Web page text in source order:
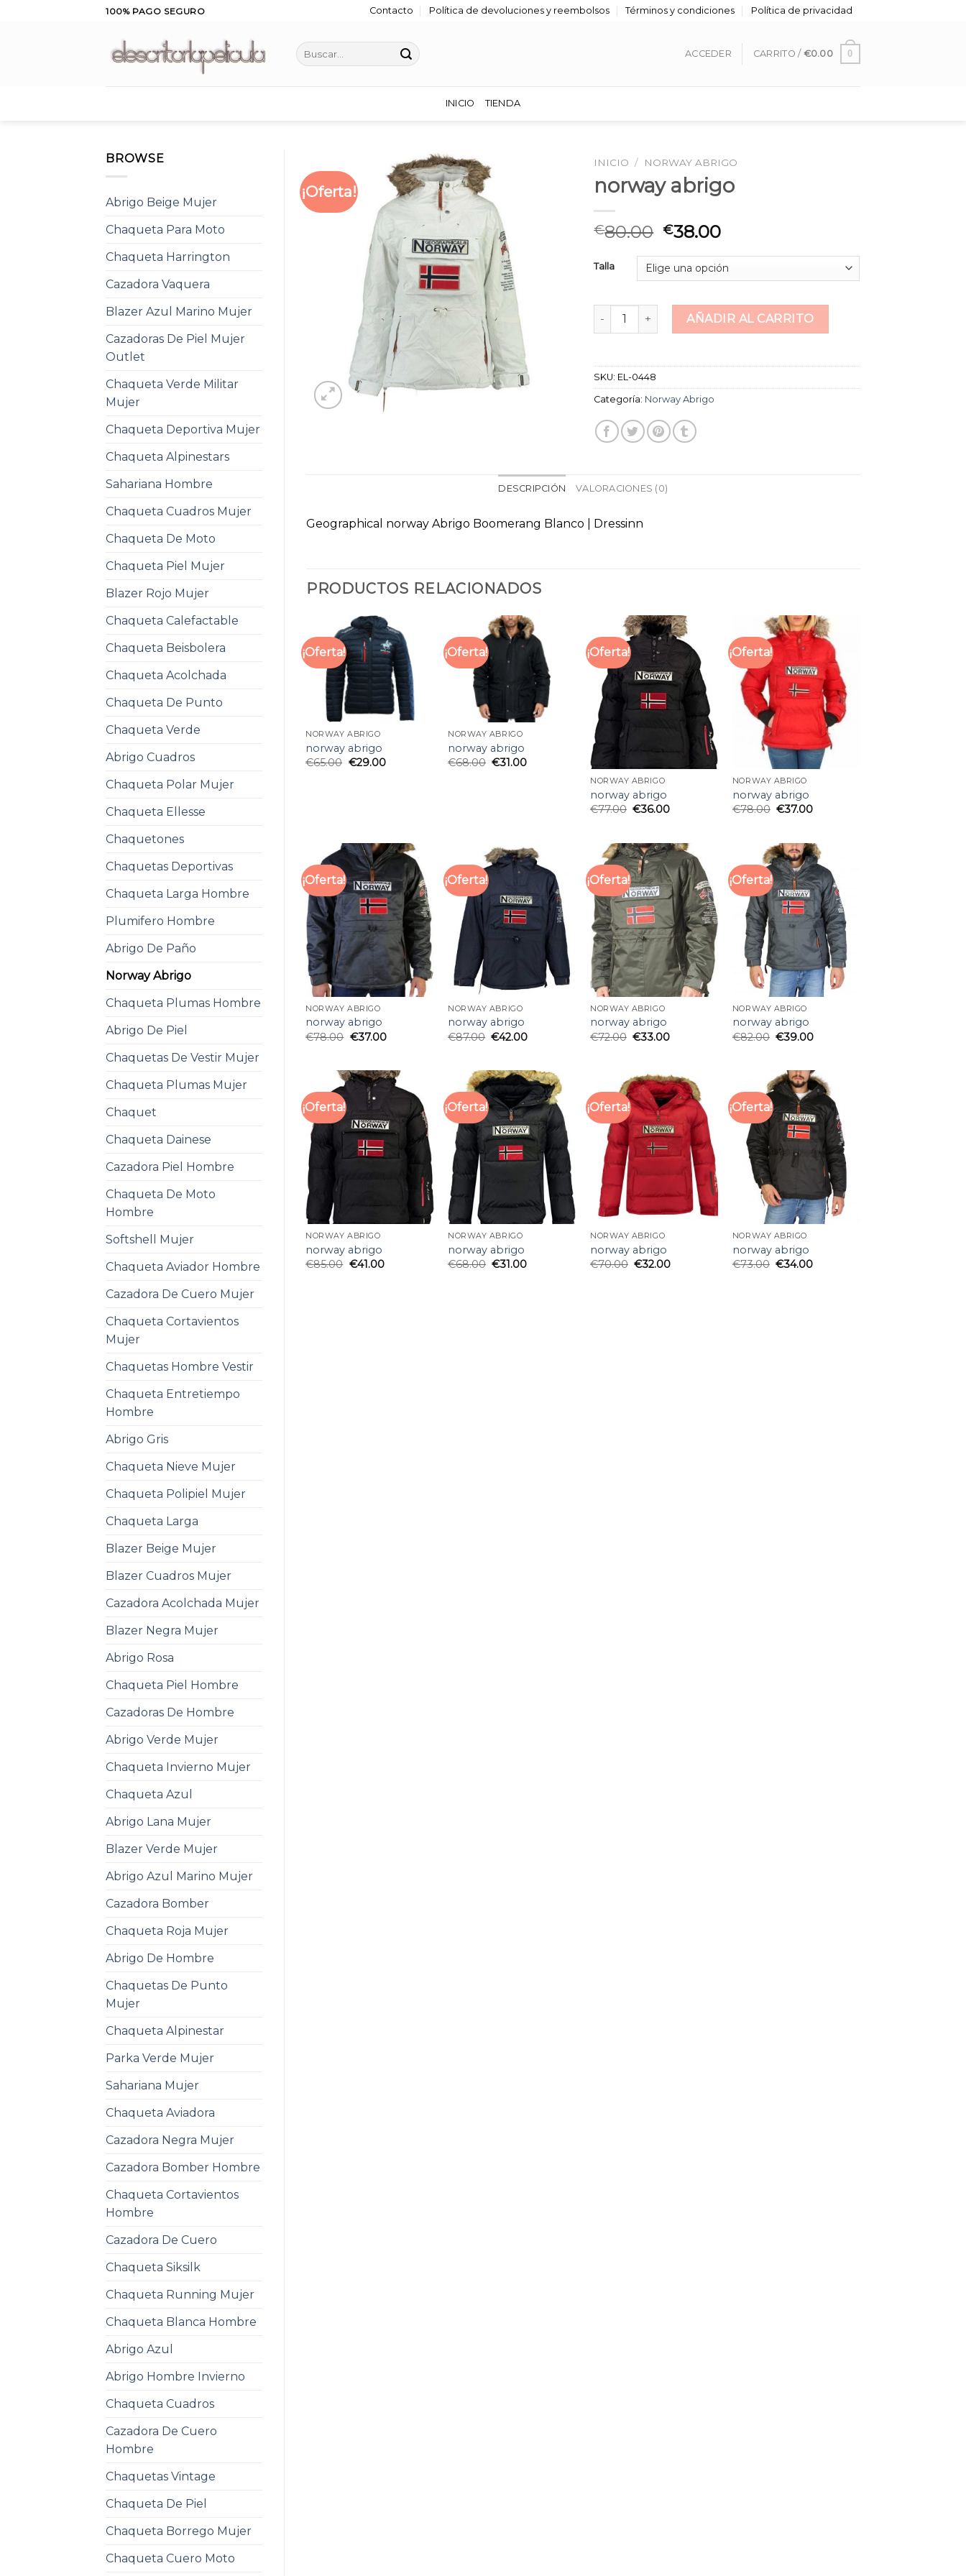
100% PAGO SEGURO Contacto Política de devoluciones y reembolsos Términos y condiciones Política de privacidad
Buscar
por:
ACCEDER CARRITO / €0.00 0
INICIO TIENDA
BROWSE
Abrigo Beige Mujer
Chaqueta Para Moto
Chaqueta Harrington
Cazadora Vaquera
Blazer Azul Marino Mujer
Cazadoras De Piel Mujer
Outlet
Chaqueta Verde Militar
Mujer
Chaqueta Deportiva Mujer
Chaqueta Alpinestars
Sahariana Hombre
Chaqueta Cuadros Mujer
Chaqueta De Moto
Chaqueta Piel Mujer
Blazer Rojo Mujer
Chaqueta Calefactable
Chaqueta Beisbolera
Chaqueta Acolchada
Chaqueta De Punto
Chaqueta Verde
Abrigo Cuadros
Chaqueta Polar Mujer
Chaqueta Ellesse
Chaquetones
Chaquetas Deportivas
Chaqueta Larga Hombre
Plumifero Hombre
Abrigo De Paño
Norway Abrigo
Chaqueta Plumas Hombre
Abrigo De Piel
Chaquetas De Vestir Mujer
Chaqueta Plumas Mujer
Chaquet
Chaqueta Dainese
Cazadora Piel Hombre
Chaqueta De Moto
Hombre
Softshell Mujer
Chaqueta Aviador Hombre
Cazadora De Cuero Mujer
Chaqueta Cortavientos
Mujer
Chaquetas Hombre Vestir
Chaqueta Entretiempo
Hombre
Abrigo Gris
Chaqueta Nieve Mujer
Chaqueta Polipiel Mujer
Chaqueta Larga
Blazer Beige Mujer
Blazer Cuadros Mujer
Cazadora Acolchada Mujer
Blazer Negra Mujer
Abrigo Rosa
Chaqueta Piel Hombre
Cazadoras De Hombre
Abrigo Verde Mujer
Chaqueta Invierno Mujer
Chaqueta Azul
Abrigo Lana Mujer
Blazer Verde Mujer
Abrigo Azul Marino Mujer
Cazadora Bomber
Chaqueta Roja Mujer
Abrigo De Hombre
Chaquetas De Punto
Mujer
Chaqueta Alpinestar
Parka Verde Mujer
Sahariana Mujer
Chaqueta Aviadora
Cazadora Negra Mujer
Cazadora Bomber Hombre
Chaqueta Cortavientos
Hombre
Cazadora De Cuero
Chaqueta Siksilk
Chaqueta Running Mujer
Chaqueta Blanca Hombre
Abrigo Azul
Abrigo Hombre Invierno
Chaqueta Cuadros
Cazadora De Cuero
Hombre
Chaquetas Vintage
Chaqueta De Piel
Chaqueta Borrego Mujer
Chaqueta Cuero Moto
¡Oferta!
INICIO / NORWAY ABRIGO
norway abrigo
€80.00 €38.00
Talla
norway abrigo cantidadAÑADIR AL CARRITO
SKU: EL-0448
Categoría: Norway Abrigo
DESCRIPCIÓN VALORACIONES (0)
Geographical norway Abrigo Boomerang Blanco | Dressinn
PRODUCTOS RELACIONADOS
¡Oferta!
NORWAY ABRIGO
norway abrigo
€65.00 €29.00
¡Oferta!
NORWAY ABRIGO
norway abrigo
€68.00 €31.00
¡Oferta!
NORWAY ABRIGO
norway abrigo
€77.00 €36.00
¡Oferta!
NORWAY ABRIGO
norway abrigo
€78.00 €37.00
¡Oferta!
NORWAY ABRIGO
norway abrigo
€78.00 €37.00
¡Oferta!
NORWAY ABRIGO
norway abrigo
€87.00 €42.00
¡Oferta!
NORWAY ABRIGO
norway abrigo
€72.00 €33.00
¡Oferta!
NORWAY ABRIGO
norway abrigo
€82.00 €39.00
¡Oferta!
NORWAY ABRIGO
norway abrigo
€85.00 €41.00
¡Oferta!
NORWAY ABRIGO
norway abrigo
€68.00 €31.00
¡Oferta!
NORWAY ABRIGO
norway abrigo
€70.00 €32.00
¡Oferta!
NORWAY ABRIGO
norway abrigo
€73.00 €34.00